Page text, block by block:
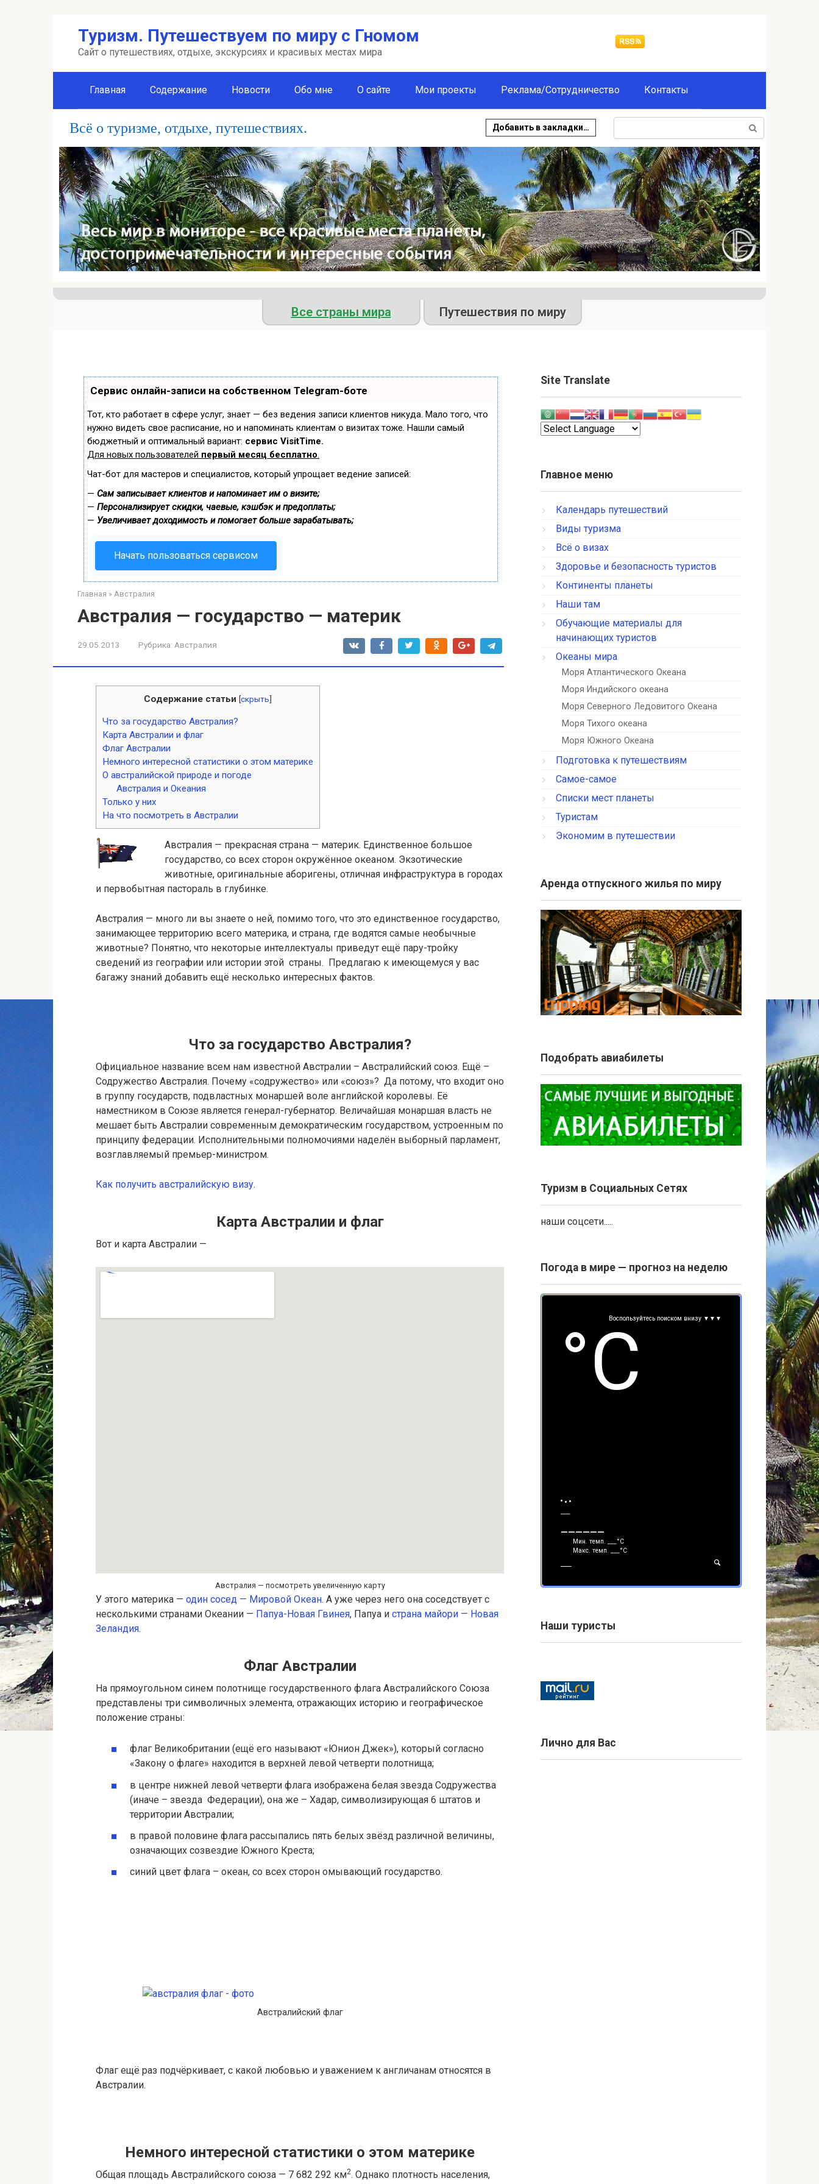
Туризм. Путешествуем по миру с Гномом
Сайт о путешествиях, отдыхе, экскурсиях и красивых местах мира
Главная Содержание Новости Обо мне О сайте Мои проекты Реклама/Сотрудничество Контакты
Всё о туризме, отдыхе, путешествиях. Добавить в закладки…
Все страны мира Путешествия по миру
Сервис онлайн-записи на собственном Telegram-боте
Тот, кто работает в сфере услуг, знает — без ведения записи клиентов никуда. Мало того, что
нужно видеть свое расписание, но и напоминать клиентам о визитах тоже. Нашли самый
бюджетный и оптимальный вариант: сервис VisitTime.
Для новых пользователей первый месяц бесплатно.
Чат-бот для мастеров и специалистов, который упрощает ведение записей:
— Сам записывает клиентов и напоминает им о визите;
— Персонализирует скидки, чаевые, кэшбэк и предоплаты;
— Увеличивает доходимость и помогает больше зарабатывать;
Начать пользоваться сервисом
Главная » Австралия
Австралия — государство — материк
29.05.2013 Рубрика: Австралия
Содержание статьи [скрыть]
Что за государство Австралия?
Карта Австралии и флаг
Флаг Австралии
Немного интересной статистики о этом материке
О австралийской природе и погоде
Австралия и Океания
Только у них
На что посмотреть в Австралии
Австралия — прекрасная страна — материк. Единственное большое
государство, со всех сторон окружённое океаном. Экзотические
животные, оригинальные аборигены, отличная инфраструктура в городах
и первобытная пастораль в глубинке.
Австралия — много ли вы знаете о ней, помимо того, что это единственное государство,
занимающее территорию всего материка, и страна, где водятся самые необычные
животные? Понятно, что некоторые интеллектуалы приведут ещё пару-тройку
сведений из географии или истории этой страны. Предлагаю к имеющемуся у вас
багажу знаний добавить ещё несколько интересных фактов.
Что за государство Австралия?
Официальное название всем нам известной Австралии – Австралийский союз. Ещё –
Содружество Австралия. Почему «содружество» или «союз»? Да потому, что входит оно
в группу государств, подвластных монаршей воле английской королевы. Её
наместником в Союзе является генерал-губернатор. Величайшая монаршая власть не
мешает быть Австралии современным демократическим государством, устроенным по
принципу федерации. Исполнительными полномочиями наделён выборный парламент,
возглавляемый премьер-министром.
Как получить австралийскую визу.
Карта Австралии и флаг
Вот и карта Австралии —
Австралия — посмотреть увеличенную карту
У этого материка — один сосед — Мировой Океан. А уже через него она соседствует с
несколькими странами Океании — Папуа-Новая Гвинея, Папуа и страна майори — Новая
Зеландия.
Флаг Австралии
На прямоугольном синем полотнище государственного флага Австралийского Союза
представлены три символичных элемента, отражающих историю и географическое
положение страны:
флаг Великобритании (ещё его называют «Юнион Джек»), который согласно
«Закону о флаге» находится в верхней левой четверти полотнища;
в центре нижней левой четверти флага изображена белая звезда Содружества
(иначе – звезда Федерации), она же – Хадар, символизирующая 6 штатов и
территории Австралии;
в правой половине флага рассыпались пять белых звёзд различной величины,
означающих созвездие Южного Креста;
синий цвет флага – океан, со всех сторон омывающий государство.
Австралийский флаг
Флаг ещё раз подчёркивает, с какой любовью и уважением к англичанам относятся в
Австралии.
Немного интересной статистики о этом материке
Общая площадь Австралийского союза — 7 682 292 км2. Однако плотность населения,
Site Translate
Главное меню
Календарь путешествий
Виды туризма
Всё о визах
Здоровье и безопасность туристов
Континенты планеты
Наши там
Обучающие материалы для
начинающих туристов
Океаны мира
Моря Атлантического Океана
Моря Индийского океана
Моря Северного Ледовитого Океана
Моря Тихого океана
Моря Южного Океана
Подготовка к путешествиям
Самое-самое
Списки мест планеты
Туристам
Экономим в путешествии
Аренда отпускного жилья по миру
Подобрать авиабилеты
Туризм в Социальных Сетях
наши соцсети.....
Погода в мире — прогноз на неделю
Воспользуйтесь поиском внизу ▼▼▼
°С
Мин. темп.
°С
Макс. темп.
°С
Наши туристы
Лично для Вас